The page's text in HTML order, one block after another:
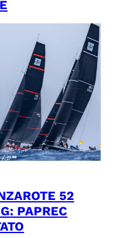
52
PAPREC